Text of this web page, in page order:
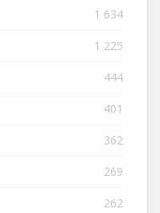
1 634
1 225
444
401
362
269
262